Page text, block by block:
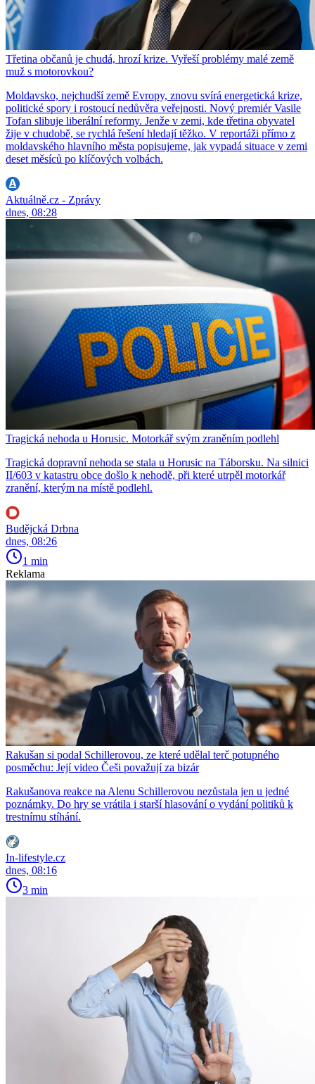
Třetina občanů je chudá, hrozí krize. Vyřeší problémy malé země
muž s motorovkou?
Moldavsko, nejchudší země Evropy, znovu svírá energetická krize,
politické spory i rostoucí nedůvěra veřejnosti. Nový premiér Vasile
Tofan slibuje liberální reformy. Jenže v zemi, kde třetina obyvatel
žije v chudobě, se rychlá řešení hledají těžko. V reportáži přímo z
moldavského hlavního města popisujeme, jak vypadá situace v zemi
deset měsíců po klíčových volbách.
Aktuálně.cz - Zprávy
dnes, 08:28
Tragická nehoda u Horusic. Motorkář svým zraněním podlehl
Tragická dopravní nehoda se stala u Horusic na Táborsku. Na silnici
II/603 v katastru obce došlo k nehodě, při které utrpěl motorkář
zranění, kterým na místě podlehl.
Budějcká Drbna
dnes, 08:26
1 min
Reklama
Rakušan si podal Schillerovou, ze které udělal terč potupného
posměchu: Její video Češi považují za bizár
Rakušanova reakce na Alenu Schillerovou nezůstala jen u jedné
poznámky. Do hry se vrátila i starší hlasování o vydání politiků k
trestnímu stíhání.
In-lifestyle.cz
dnes, 08:16
3 min